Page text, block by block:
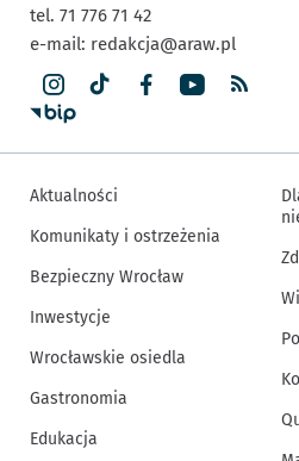
tel. 71 776 71 42
e-mail: redakcja@araw.pl
Aktualności
Komunikaty i ostrzeżenia
Bezpieczny Wrocław
Inwestycje
Wrocławskie osiedla
Gastronomia
Edukacja